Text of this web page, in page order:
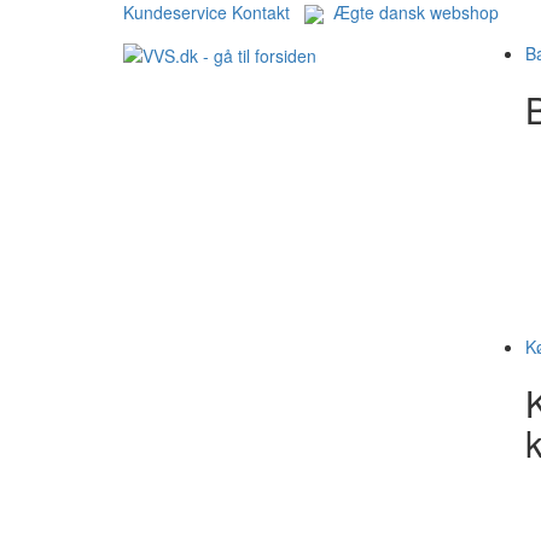
Kundeservice Kontakt
Ægte dansk webshop